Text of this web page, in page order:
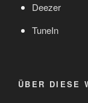
Deezer
TuneIn
ÜBER DIESE